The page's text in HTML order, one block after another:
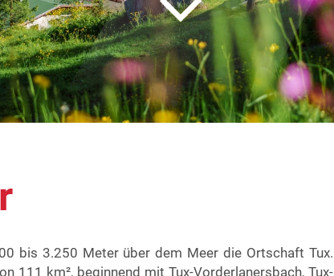
bis 3.250 Meter über dem Meer die Ortschaft Tux.
111 km², beginnend mit Tux-Vorderlanersbach, Tux-